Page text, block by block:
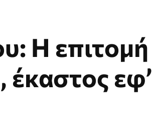
Η επιτομή
έκαστος εφ’